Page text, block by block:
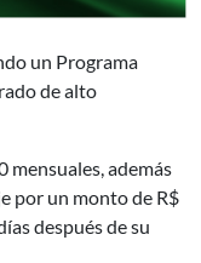
un Programa
de alto
mensuales, además
por un monto de R$
después de su